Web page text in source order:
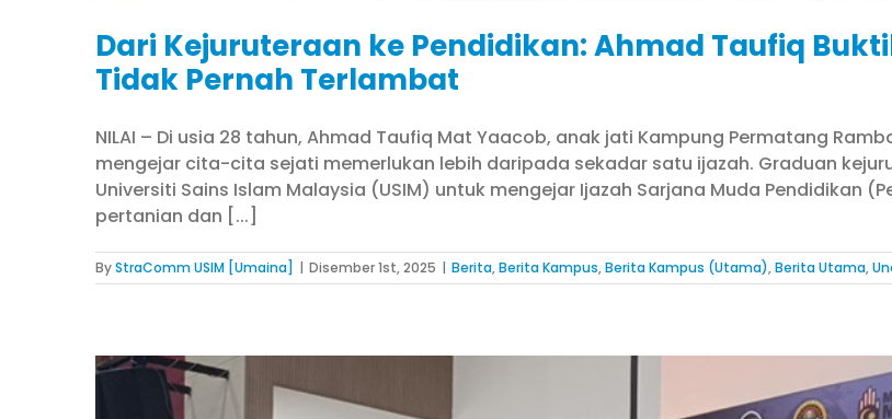
Dari Kejuruteraan ke Pendidikan: Ahmad Taufiq
Tidak Pernah Terlambat
NILAI – Di usia 28 tahun, Ahmad Taufiq Mat Yaacob, anak jati Kampung Permatang
mengejar cita-cita sejati memerlukan lebih daripada sekadar satu ijazah. Graduan
Universiti Sains Islam Malaysia (USIM) untuk mengejar Ijazah Sarjana Muda Pendidikan
pertanian dan [...]
ByStraComm USIM [Umaina] | Disember 1st, 2025 | Berita,Berita Kampus,Berita Kampus (Utama),Berita Utama,